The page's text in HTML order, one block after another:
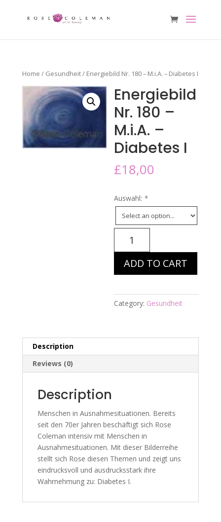
Home / Gesundheit/ Energiebild Nr. 180 – M.i.A. – Diabetes I
Energiebild
Nr. 180 –
M.i.A. –
Diabetes I
£18,00
Auswahl: *
Diabetes
ADD TO CART
Category: Gesundheit
Description
Reviews (0)
Description
Menschen in Ausnahmesituationen. Bereits
seit den 70er Jahren beschäftigt sich Rose
Coleman intensiv mit Menschen in
Ausnahmesituationen. Mit dieser Bilderreihe
stellt sich Rose diesen Themen und zeigt uns
eindrucksvoll und ausdrucksstark ihre
Wahrnehmung zu: Diabetes I.